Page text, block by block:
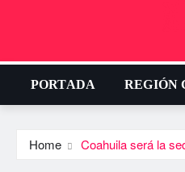
PORTADA REGIÓN
Home Coahuila será la